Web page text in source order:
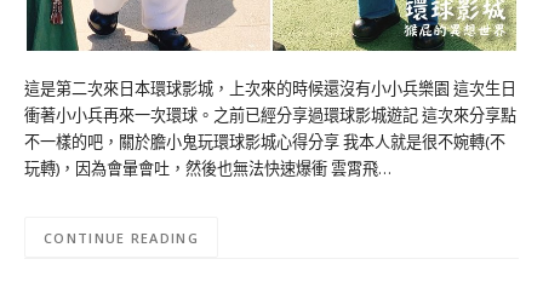
這是第二次來日本環球影城，上次來的時候還沒有小小兵樂園 這次生日
衝著小小兵再來一次環球。之前已經分享過環球影城遊記 這次來分享點
不一樣的吧，關於膽小鬼玩環球影城心得分享 我本人就是很不婉轉(不
玩轉)，因為會暈會吐，然後也無法快速爆衝 雲霄飛…
CONTINUE READING